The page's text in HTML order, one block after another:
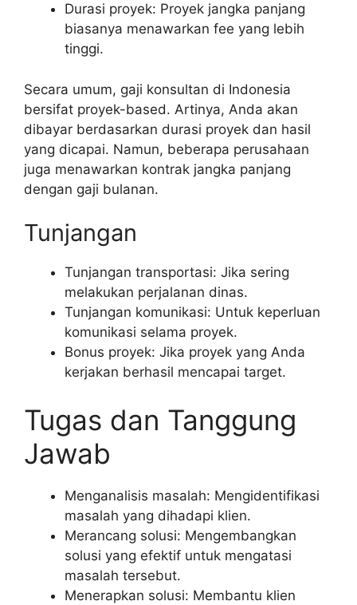
Durasi proyek: Proyek jangka panjang
biasanya menawarkan fee yang lebih
tinggi.
Secara umum, gaji konsultan di Indonesia
bersifat proyek-based. Artinya, Anda akan
dibayar berdasarkan durasi proyek dan hasil
yang dicapai. Namun, beberapa perusahaan
juga menawarkan kontrak jangka panjang
dengan gaji bulanan.
Tunjangan
Tunjangan transportasi: Jika sering
melakukan perjalanan dinas.
Tunjangan komunikasi: Untuk keperluan
komunikasi selama proyek.
Bonus proyek: Jika proyek yang Anda
kerjakan berhasil mencapai target.
Tugas dan Tanggung
Jawab
Menganalisis masalah: Mengidentifikasi
masalah yang dihadapi klien.
Merancang solusi: Mengembangkan
solusi yang efektif untuk mengatasi
masalah tersebut.
Menerapkan solusi: Membantu klien